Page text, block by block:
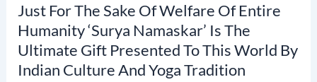
Just For The Sake Of Welfare Of Entire
Humanity ‘Surya Namaskar’ Is The
Ultimate Gift Presented To This World By
Indian Culture And Yoga Tradition